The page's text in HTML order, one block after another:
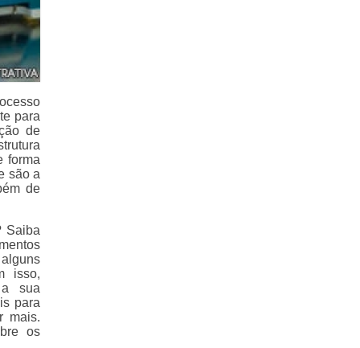
para
de
forma
são a
de
Saiba
isso,
sua
para
mais.
os